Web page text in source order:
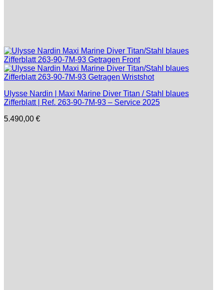
Ulysse Nardin | Maxi Marine Diver Titan / Stahl blaues
Zifferblatt | Ref. 263-90-7M-93 – Service 2025
5.490,00 €